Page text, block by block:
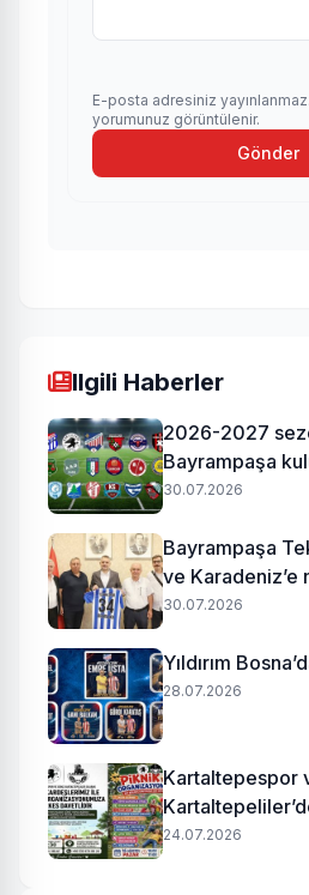
E-posta adresiniz yayınlanmaz.
yorumunuz görüntülenir.
Gönder
Ilgili Haberler
2026-2027
Bayrampaşa
30.07.2026
Bayrampaşa
ve
30.07.2026
Yıldırım
28.07.2026
Kartaltepespor
24.07.2026